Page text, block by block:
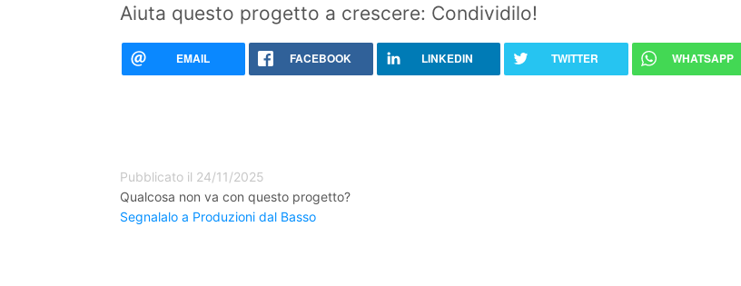
Aiuta questo progetto a crescere: Condividilo!
EMAIL FACEBOOK LINKEDIN TWITTER WHATSAPP
Pubblicato il 24/11/2025
Qualcosa non va con questo progetto?
Segnalalo a Produzioni dal Basso